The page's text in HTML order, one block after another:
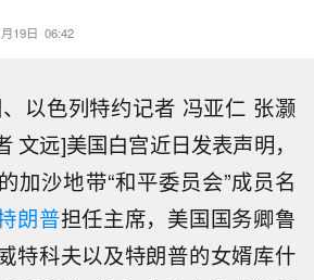
19日 06:42
以色列特约记者 冯亚仁 张灏
文远]美国白宫近日发表声明，
加沙地带“和平委员会”成员名
朗普担任主席，美国国务卿鲁
特科夫以及特朗普的女婿库什